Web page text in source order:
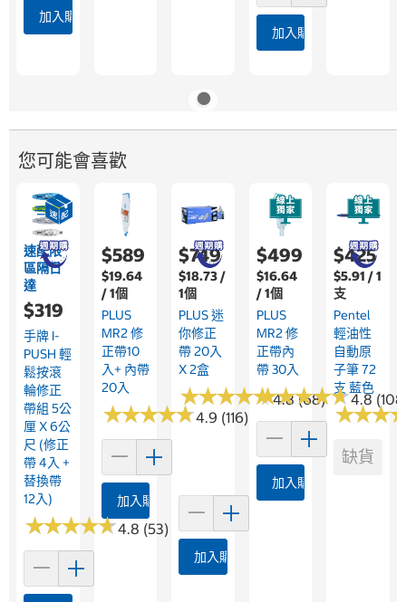
加入購物車
加入購物車
您可能會喜歡
速配限
區隔日
達
$319
手牌 I-
PUSH 輕
鬆按滾
輪修正
帶組 5公
厘 X 6公
尺 (修正
帶 4入 +
替換帶
12入)
★★★★★
★★★★★4.8 (53)
$589
$19.64
/ 1個
PLUS
MR2 修
正帶10
入+ 內帶
20入
★★★★★
★★★★★4.9 (116)
加入購物車
$749
$18.73 /
1個
PLUS 迷
你修正
帶 20入
X 2盒
★★★★★
★★★★★4.8 (68)
加入購物車
$499
$16.64
/ 1個
PLUS
MR2 修
正帶內
帶 30入
★★★★★
★★★★★4.8
加入購物車
$425
$5.91 / 1
支
Pentel
輕油性
自動原
子筆 72
支 藍色
★★★
★★★
缺貨